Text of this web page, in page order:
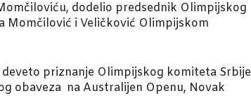
dodelio predsednik Olimpijskog
Momčilović i Veličković Olimpijskom
priznanje Olimpijskog komiteta Srbije
obaveza na Australijen Openu, Novak